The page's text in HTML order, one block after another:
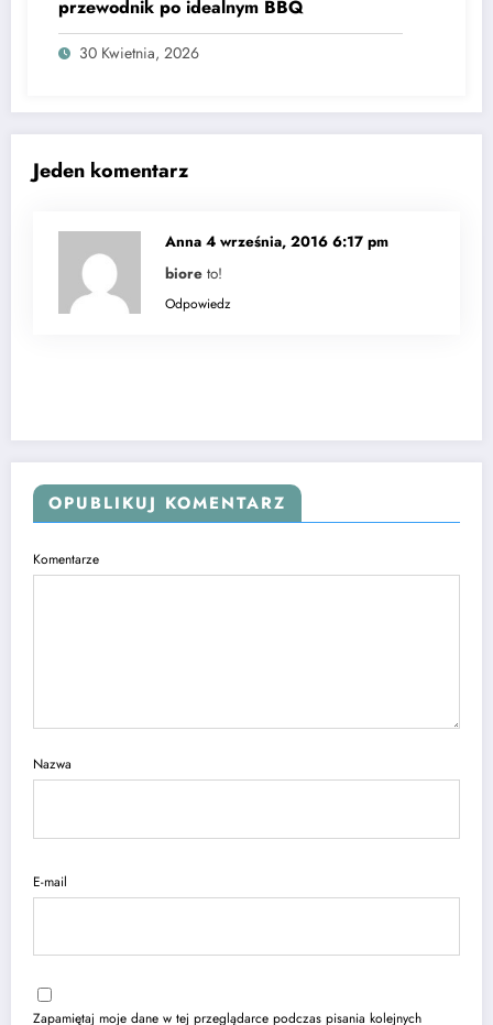
przewodnik po idealnym BBQ
30 Kwietnia, 2026
Jeden komentarz
Anna 4 września, 2016 6:17 pm
biore to!
Odpowiedz
OPUBLIKUJ KOMENTARZ
Komentarze
Nazwa
E-mail
Zapamiętaj moje dane w tej przeglądarce podczas pisania kolejnych